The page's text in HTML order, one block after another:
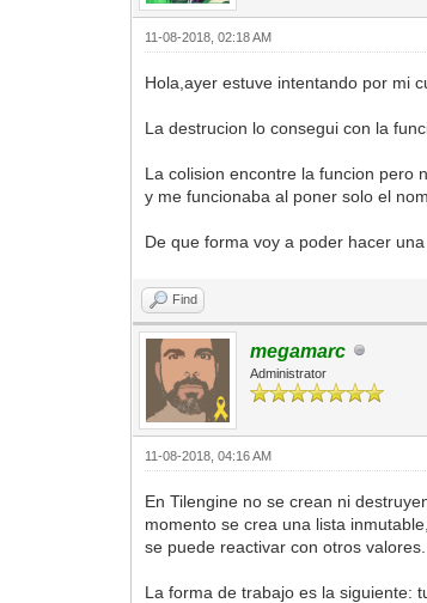
11-08-2018, 02:18 AM
Hola,ayer estuve intentando por mi
La destrucion lo consegui con la
La colision encontre la funcion pero
y me funcionaba al poner solo el
De que forma voy a poder hacer
Find
megamarc
Administrator
11-08-2018, 04:16 AM
En Tilengine no se crean ni
momento se crea una lista
se puede reactivar con otros valores.
La forma de trabajo es la siguiente: